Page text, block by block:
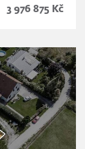
3 976 875 Kč